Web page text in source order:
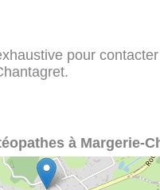
pour
à Margerie-